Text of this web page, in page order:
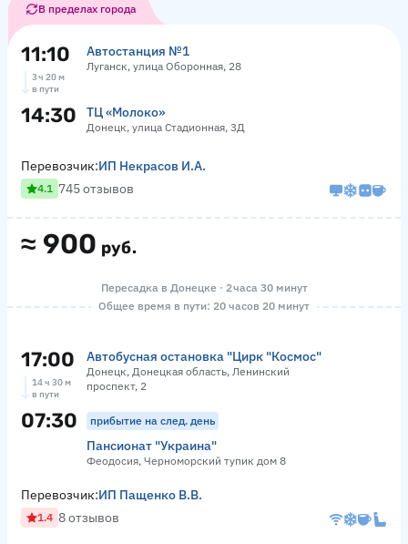
В пределах города
11:10 Автостанция №1
Луганск, улица Оборонная, 28
3 ч 20 м
в пути
14:30 ТЦ «Молоко»
Донецк, улица Стадионная, 3Д
≈ 900 руб.
Перевозчик:ИП Некрасов И.А.
4.1 745 отзывов
Пересадка в Донецке · 2 часа 30 минут
Общее время в пути: 20 часов 20 минут
17:00 Автобусная остановка "Цирк "Космос"
Донецк, Донецкая область, Ленинский
проспект, 2
14 ч 30 м
в пути
07:30 прибытие на след. день
Пансионат "Украина"
Феодосия, Черноморский тупик дом 8
Перевозчик:ИП Пащенко В.В.
1.4 8 отзывов